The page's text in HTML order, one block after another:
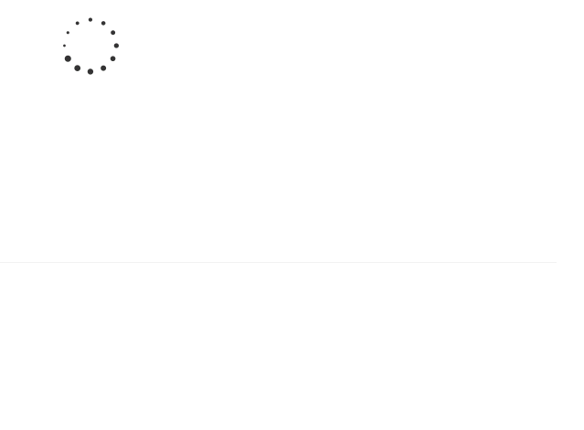
Киль плавник малый для лодки